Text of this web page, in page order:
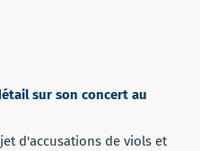
sur son concert au
d'accusations de viols et